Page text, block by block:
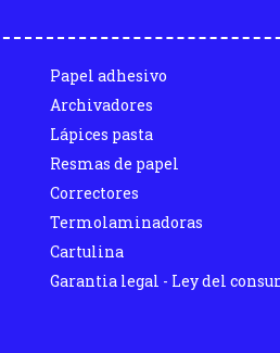
Papel adhesivo
Archivadores
Lápices pasta
Resmas de papel
Correctores
Termolaminadoras
Cartulina
Garantia legal - Ley del